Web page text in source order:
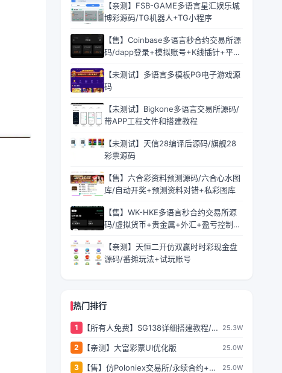
【亲测】FSB-GAME多语言星汇娱乐城
博彩源码/TG机器人+TG小程序
【售】Coinbase多语言秒合约交易所源
码/dapp登录+模拟账号+K线插针+平台
【未测试】多语言多模板PG电子游戏源
码
【未测试】Bigkone多语言交易所源码/
带APP工程文件和搭建教程
【未测试】天信28编译后源码/旗舰28
彩票源码
【售】六合彩资料预测源码/六合心水图
库/自动开奖+预测资料对错+私彩图库
【售】WK-HKE多语言秒合约交易所源
码/虚拟货币+贵金属+外汇+盈亏控制
【亲测】天恒二开仿双赢时时彩现金盘
源码/番摊玩法+试玩账号
热门排行
1
【所有人免费】SG138详细搭建教程/附
25.3W
2 【亲测】大富彩票UI优化版 25.0W
3
【售】仿Poloniex交易所/永续合约+矿
25.0W